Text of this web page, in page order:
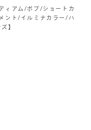
ィアム/ボブ/ショートカ
ント/イルミナカラー/ハ
】